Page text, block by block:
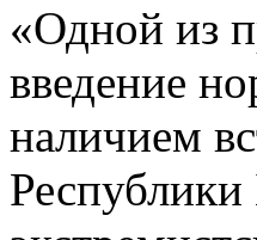
«Одной из
введение
наличием